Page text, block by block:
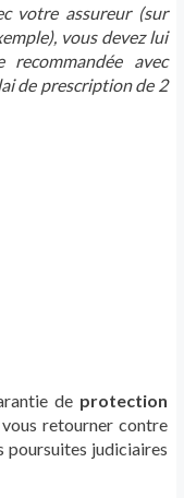
votre assureur (sur
vous devez lui
avec
de prescription de 2
de protection
retourner contre
poursuites judiciaires